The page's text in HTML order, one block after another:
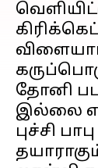
தோனி
இல்லை
புச்சி